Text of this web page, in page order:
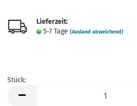
Lieferzeit:
5-7 Tage (Ausland abweichend)
Stück: